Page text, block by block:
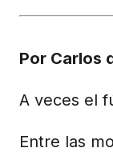
en en
Por Carlos
A veces el
Entre las